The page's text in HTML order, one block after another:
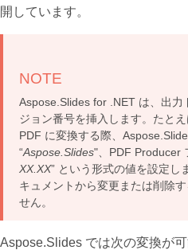
開しています。
NOTE
Aspose.Slides for .NET は、出力
ジョン番号を挿入します。たと
PDF に変換する際、
“Aspose.Slides"、PDF Producer
XX.XX” という形式の値を設定し
キュメントから変更または削除
せん。
Aspose.Slides では次の変換が可